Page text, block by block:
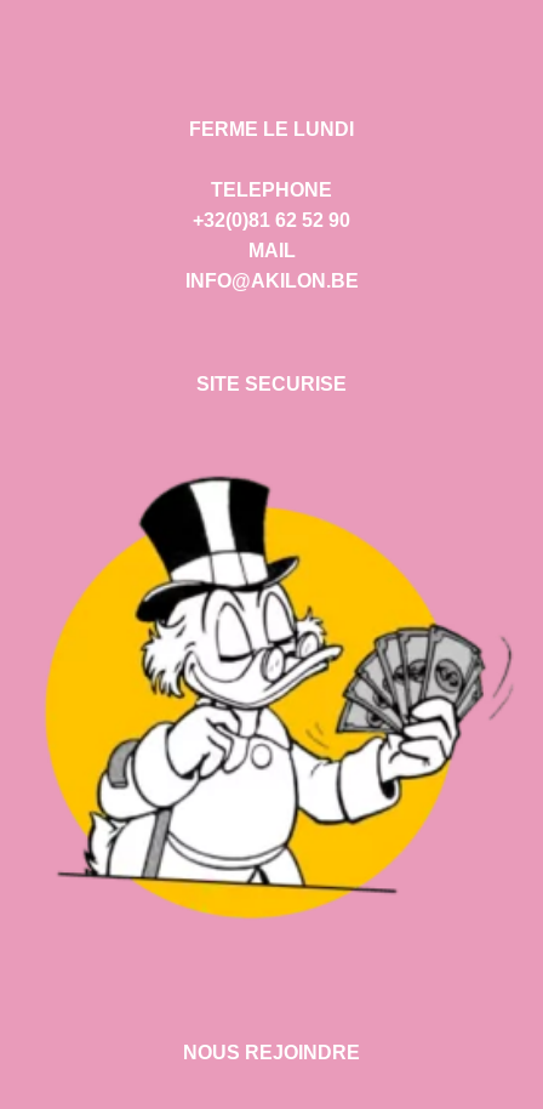
FERME LE LUNDI
TELEPHONE
+32(0)81 62 52 90
MAIL
INFO@AKILON.BE
SITE SECURISE
NOUS REJOINDRE